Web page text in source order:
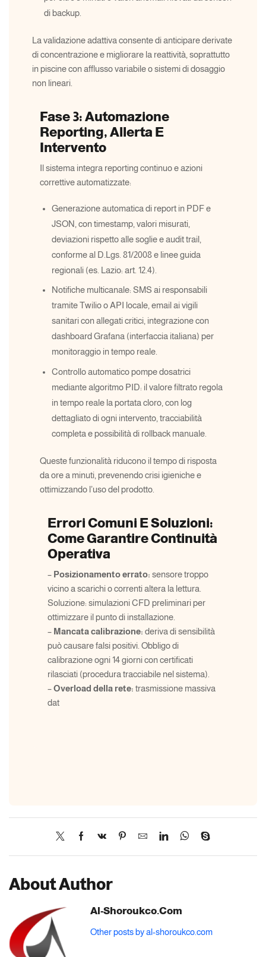
di backup.
La validazione adattiva consente di anticipare derivate
di concentrazione e migliorare la reattività, soprattutto
in piscine con afflusso variabile o sistemi di dosaggio
non lineari.
Fase 3: Automazione
Reporting, Allerta E
Intervento
Il sistema integra reporting continuo e azioni
correttive automatizzate:
Generazione automatica di report in PDF e
JSON, con timestamp, valori misurati,
deviazioni rispetto alle soglie e audit trail,
conforme al D.Lgs. 81/2008 e linee guida
regionali (es. Lazio: art. 12.4).
Notifiche multicanale: SMS ai responsabili
tramite Twilio o API locale, email ai vigili
sanitari con allegati critici, integrazione con
dashboard Grafana (interfaccia italiana) per
monitoraggio in tempo reale.
Controllo automatico pompe dosatrici
mediante algoritmo PID: il valore filtrato regola
in tempo reale la portata cloro, con log
dettagliato di ogni intervento, tracciabilità
completa e possibilità di rollback manuale.
Queste funzionalità riducono il tempo di risposta
da ore a minuti, prevenendo crisi igieniche e
ottimizzando l’uso del prodotto.
Errori Comuni E Soluzioni:
Come Garantire Continuità
Operativa
– Posizionamento errato: sensore troppo
vicino a scarichi o correnti altera la lettura.
Soluzione: simulazioni CFD preliminari per
ottimizzare il punto di installazione.
– Mancata calibrazione: deriva di sensibilità
può causare falsi positivi. Obbligo di
calibrazione ogni 14 giorni con certificati
rilasciati (procedura tracciabile nel sistema).
–Overload della rete: trasmissione massiva
dat
About Author
Al-Shoroukco.com
Other posts by al-shoroukco.com